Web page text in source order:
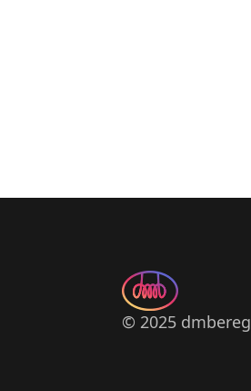
© 2025 dmbereg